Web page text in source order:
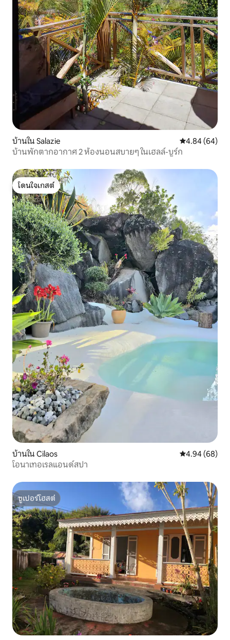
บ้านใน Salazie คะแนนเฉลี่ย
4.84 (64)
บ้านพักตากอากาศ 2 ห้องนอนสบายๆ ในเฮลล์-บูร์ก
โดนใจเกสต์
โดนใจเกสต์
บ้านใน Cilaos คะแนนเฉลี่ย
4.94 (68)
โอนาเทอเรลแอนด์สปา
ซูเปอร์โฮสต์
ซูเปอร์โฮสต์